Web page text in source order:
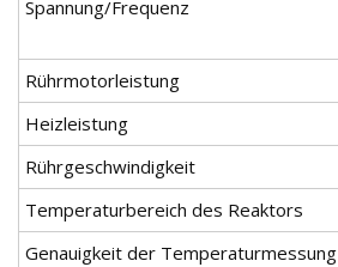
Spannung/Frequenz
Rührmotorleistung
Heizleistung
Rührgeschwindigkeit
Temperaturbereich des Reaktors
Genauigkeit der Temperaturmessung